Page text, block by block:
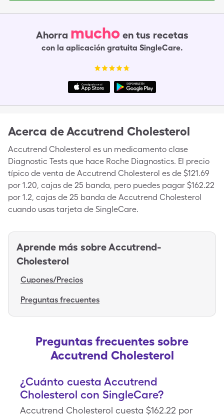
Ahorra mucho en tus recetas
con la aplicación gratuita SingleCare.
Acerca deAccutrend Cholesterol
Accutrend Cholesterol es un medicamento clase
Diagnostic Tests que hace Roche Diagnostics. El precio
típico de venta de Accutrend Cholesterol es de $121.69
por 1.20, cajas de 25 banda, pero puedes pagar $162.22
por 1.2, cajas de 25 banda de Accutrend Cholesterol
cuando usas tarjeta de SingleCare.
Aprende más sobreAccutrend-
Cholesterol
Cupones/Precios
Preguntas frecuentes
Preguntas frecuentes sobre
Accutrend Cholesterol
¿Cuánto cuesta Accutrend
Cholesterol con SingleCare?
Accutrend Cholesterol cuesta $162.22 por